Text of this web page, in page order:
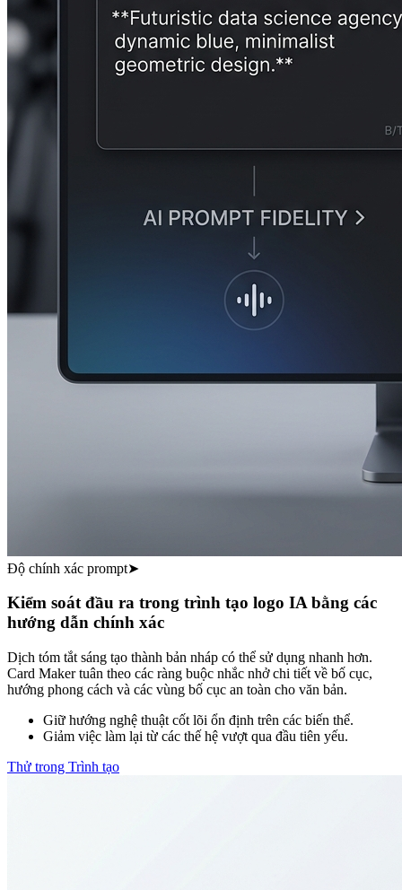
Độ chính xác prompt➤
Kiểm soát đầu ra trong trình tạo logo IA bằng các
hướng dẫn chính xác
Dịch tóm tắt sáng tạo thành bản nháp có thể sử dụng nhanh hơn.
Card Maker tuân theo các ràng buộc nhắc nhở chi tiết về bố cục,
hướng phong cách và các vùng bố cục an toàn cho văn bản.
Giữ hướng nghệ thuật cốt lõi ổn định trên các biến thể.
Giảm việc làm lại từ các thế hệ vượt qua đầu tiên yếu.
Thử trong Trình tạo